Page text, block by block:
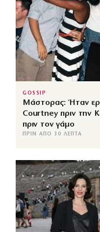
GOSSIP
Μάστορας: Ήταν
Courtney πριν την
πριν τον γάμο
ΠΡΙΝ ΑΠΌ 30 ΛΕΠΤΆ